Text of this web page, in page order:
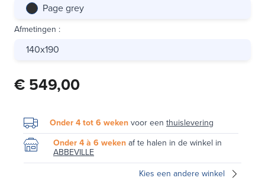
Page grey
Afmetingen :
140x190
€ 549,00
Onder 4 tot 6 weken voor een thuislevering
Onder 4 à 6 weken af te halen in de winkel in
ABBEVILLE
Kies een andere winkel